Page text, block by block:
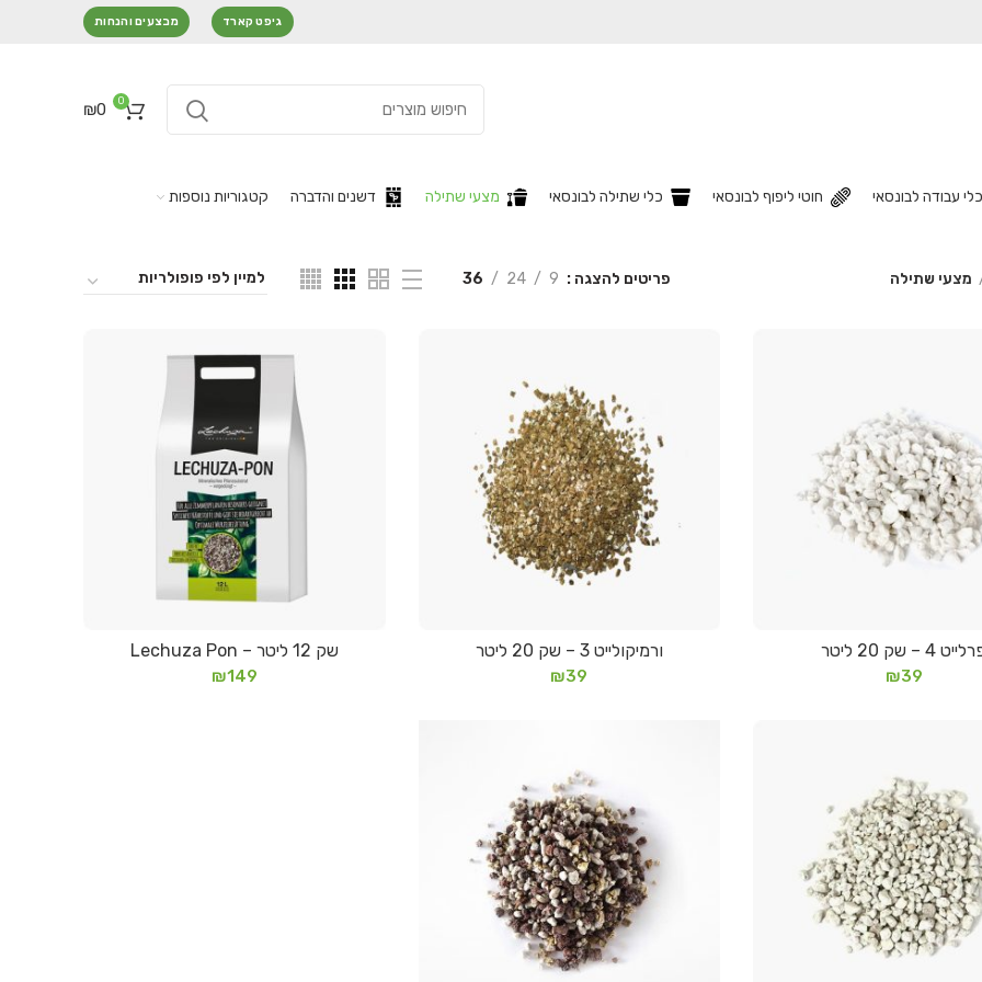
גיפט קארד מבצעים והנחות
0
₪0
כלי עבודה לבונסאי חוטי ליפוף לבונסאי כלי שתילה לבונסאי מצעי שתילה דשנים והדברה קטגוריות נוספות
מצעי שתילה פריטים להצגה 9
24
36
הוספה לסל4 – שק 20 ליטר
₪39
הוספה לסלורמיקולייט 3 – שק 20 ליטר
₪39
הוספה לסל שק 12 ליטר – Lechuza Pon
₪149